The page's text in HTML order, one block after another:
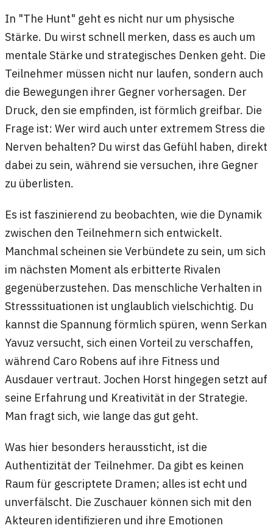
In "The Hunt" geht es nicht nur um physische
Stärke. Du wirst schnell merken, dass es auch um
mentale Stärke und strategisches Denken geht. Die
Teilnehmer müssen nicht nur laufen, sondern auch
die Bewegungen ihrer Gegner vorhersagen. Der
Druck, den sie empfinden, ist förmlich greifbar. Die
Frage ist: Wer wird auch unter extremem Stress die
Nerven behalten? Du wirst das Gefühl haben, direkt
dabei zu sein, während sie versuchen, ihre Gegner
zu überlisten.
Es ist faszinierend zu beobachten, wie die Dynamik
zwischen den Teilnehmern sich entwickelt.
Manchmal scheinen sie Verbündete zu sein, um sich
im nächsten Moment als erbitterte Rivalen
gegenüberzustehen. Das menschliche Verhalten in
Stresssituationen ist unglaublich vielschichtig. Du
kannst die Spannung förmlich spüren, wenn Serkan
Yavuz versucht, sich einen Vorteil zu verschaffen,
während Caro Robens auf ihre Fitness und
Ausdauer vertraut. Jochen Horst hingegen setzt auf
seine Erfahrung und Kreativität in der Strategie.
Man fragt sich, wie lange das gut geht.
Was hier besonders heraussticht, ist die
Authentizität der Teilnehmer. Da gibt es keinen
Raum für gescriptete Dramen; alles ist echt und
unverfälscht. Die Zuschauer können sich mit den
Akteuren identifizieren und ihre Emotionen